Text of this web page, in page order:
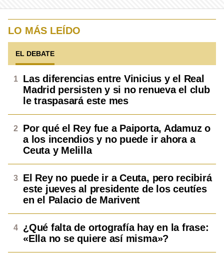
LO MÁS LEÍDO
EL DEBATE
Las diferencias entre Vinicius y el Real
Madrid persisten y si no renueva el club
le traspasará este mes
Por qué el Rey fue a Paiporta, Adamuz o
a los incendios y no puede ir ahora a
Ceuta y Melilla
El Rey no puede ir a Ceuta, pero recibirá
este jueves al presidente de los ceutíes
en el Palacio de Marivent
¿Qué falta de ortografía hay en la frase:
«Ella no se quiere así misma»?